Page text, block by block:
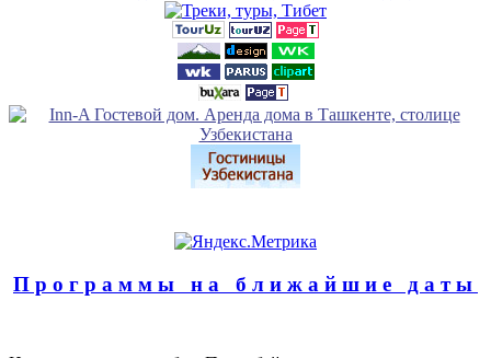
Программы на ближайшие даты